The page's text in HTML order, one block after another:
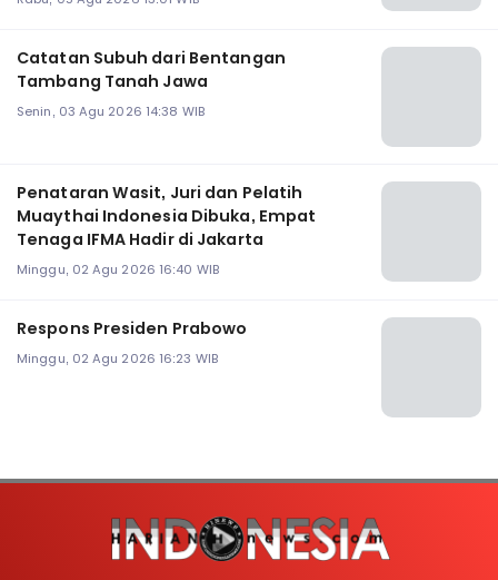
Catatan Subuh dari Bentangan
Tambang Tanah Jawa
Senin, 03 Agu 2026 14:38 WIB
Penataran Wasit, Juri dan Pelatih
Muaythai Indonesia Dibuka, Empat
Tenaga IFMA Hadir di Jakarta
Minggu, 02 Agu 2026 16:40 WIB
Respons Presiden Prabowo
Minggu, 02 Agu 2026 16:23 WIB